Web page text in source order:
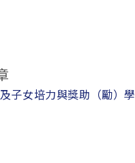
子女培力與獎助（勵）學